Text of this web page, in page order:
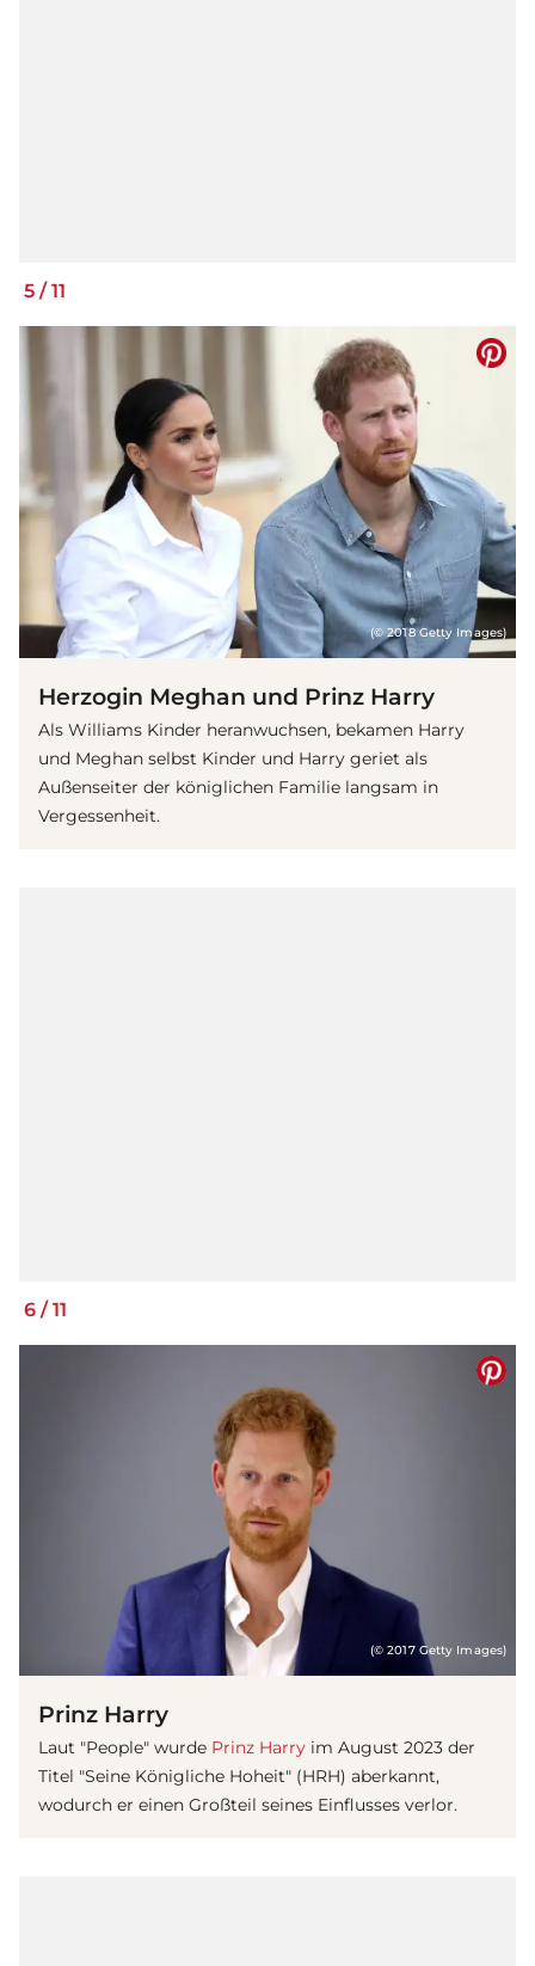
5 / 11
(© 2018 Getty Images)
Herzogin Meghan und Prinz Harry
Als Williams Kinder heranwuchsen, bekamen Harry
und Meghan selbst Kinder und Harry geriet als
Außenseiter der königlichen Familie langsam in
Vergessenheit.
6 /11
(© 2017 Getty Images)
Prinz Harry
Laut "People" wurde Prinz Harry im August 2023 der
Titel "Seine Königliche Hoheit" (HRH) aberkannt,
wodurch er einen Großteil seines Einflusses verlor.